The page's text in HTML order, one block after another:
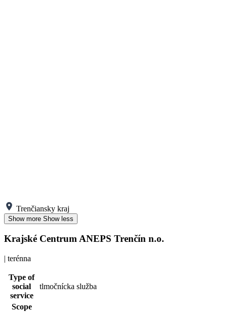
Trenčiansky kraj
Show more Show less
Krajské Centrum ANEPS Trenčín n.o.
| terénna
Type of
social
service
tlmočnícka služba
Scope